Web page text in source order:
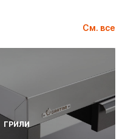
См. все
ГРИЛИ